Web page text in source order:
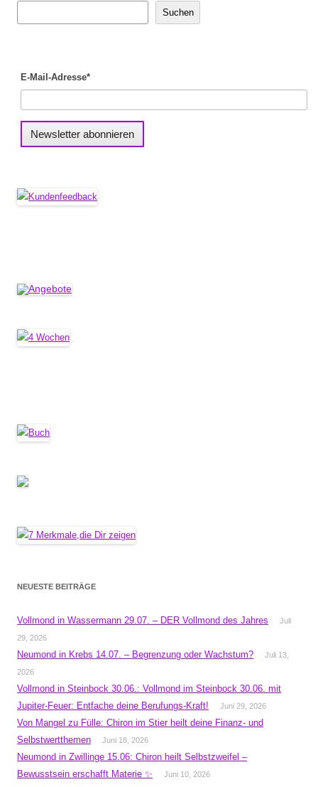
Suchen
E-Mail-Adresse*
NEUESTE BEITRÄGE
Vollmond in Wassermann 29.07. – DER Vollmond des Jahres
Juli
29, 2026
Neumond in Krebs 14.07. – Begrenzung oder Wachstum?
Juli 13,
2026
Vollmond in Steinbock 30.06.: Vollmond im Steinbock 30.06. mit
Jupiter-Feuer: Entfache deine Berufungs-Kraft!
Juni 29, 2026
Von Mangel zu Fülle: Chiron im Stier heilt deine Finanz- und
Selbstwertthemen
Juni 18, 2026
Neumond in Zwillinge 15.06: Chiron heilt Selbstzweifel –
Bewusstsein erschafft Materie ✨
Juni 10, 2026